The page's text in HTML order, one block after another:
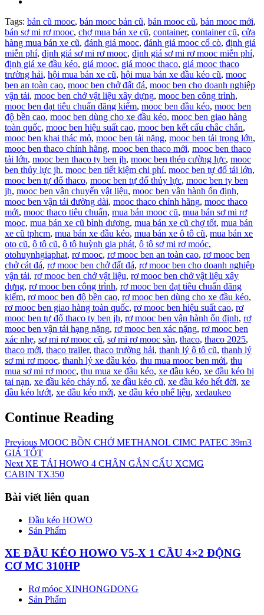
Tags: bán cũ mooc, bán mooc bản cũ, bán mooc cũ, bán mooc mới,
bán sơ mi rơ mooc, chợ mua bán xe cũ, container, container cũ, cửa
hàng mua bán xe cũ, đánh giá mooc, đánh giá mooc cổ cò, định giá
miễn phí, định giá sơ mi rơ mooc, định giá sơ mi rơ mooc miễn phí,
định giá xe đầu kéo, giá mooc, giá mooc thaco, giá mooc thaco
trường hải, hội mua bán xe cũ, hội mua bán xe đầu kéo cũ, mooc
ben an toàn cao, mooc ben chở đất đá, mooc ben cho doanh nghiệp
vận tải, mooc ben chở vật liệu xây dựng, mooc ben công trình,
mooc ben đạt tiêu chuẩn đăng kiểm, mooc ben đầu kéo, mooc ben
độ bền cao, mooc ben dùng cho xe đầu kéo, mooc ben giao hàng
toàn quốc, mooc ben hiệu suất cao, mooc ben kết cấu chắc chắn,
mooc ben khai thác mỏ, mooc ben tải nặng, mooc ben tải trọng lớn,
mooc ben thaco chính hãng, mooc ben thaco mới, mooc ben thaco
tải lớn, mooc ben thaco ty ben jh, mooc ben thép cường lực, mooc
ben thủy lực jh, mooc ben tiết kiệm chi phí, mooc ben tự đổ tải lớn,
mooc ben tự đổ thaco, mooc ben tự đổ thủy lực, mooc ben ty ben
jh, mooc ben vận chuyển vật liệu, mooc ben vận hành ổn định,
mooc ben vận tải đường dài, mooc thaco chính hãng, mooc thaco
mới, mooc thaco tiêu chuẩn, mua bán mooc cũ, mua bán sơ mi rơ
mooc, mua bán xe cũ bình dương, mua bán xe cũ chợ tốt, mua bán
xe cũ tphcm, mua bán xe đầu kéo, mua bán xe ô tô cũ, mua bán xe
oto cũ, ô tô cũ, ô tô huỳnh gia phát, ô tô sơ mi rơ moóc,
otohuynhgiaphat, rơ mooc, rơ mooc ben an toàn cao, rơ mooc ben
chở cát đá, rơ mooc ben chở đất đá, rơ mooc ben cho doanh nghiệp
vận tải, rơ mooc ben chở vật liệu, rơ mooc ben chở vật liệu xây
dựng, rơ mooc ben công trình, rơ mooc ben đạt tiêu chuẩn đăng
kiểm, rơ mooc ben độ bền cao, rơ mooc ben dùng cho xe đầu kéo,
rơ mooc ben giao hàng toàn quốc, rơ mooc ben hiệu suất cao, rơ
mooc ben tự đổ thaco ty ben jh, rơ mooc ben vận hành ổn định, rơ
mooc ben vận tải hạng nặng, rơ mooc ben xác nặng, rơ mooc ben
xác nhẹ, sơ mi rơ mooc cũ, sơ mi rơ mooc sàn, thaco, thaco 2025,
thaco mới, thaco trailer, thaco trường hải, thanh lý ô tô cũ, thanh lý
sơ mi rơ mooc, thanh lý xe đầu kéo, thu mua mooc ben mới, thu
mua sơ mi rơ mooc, thu mua xe đầu kéo, xe đầu kéo, xe đầu kéo bị
tai nạn, xe đầu kéo cháy nổ, xe đầu kéo cũ, xe đầu kéo hết đời, xe
đầu kéo lướt, xe đầu kéo mới, xe đầu kéo phế liệu, xedaukeo
Continue Reading
Previous MOOC BỒN CHỞ METHANOL CIMC PATEC 39m3
GIÁ TỐT
Next XE TẢI HOWO 4 CHÂN GẮN CẨU XCMG
CABIN TX350
Bài viết liên quan
Đầu kéo HOWO
Sản Phẩm
XE ĐẦU KÉO HOWO V5-X 1 CẦU 4×2 ĐỘNG
CƠ MC 310HP
Rơ móoc XINHONGDONG
Sản Phẩm